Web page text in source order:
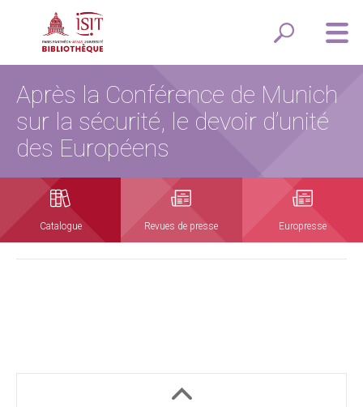
Après la Conférence de Munich
sur la sécurité, le devoir d’unité
des Européens
Catalogue Revues de presse Europresse